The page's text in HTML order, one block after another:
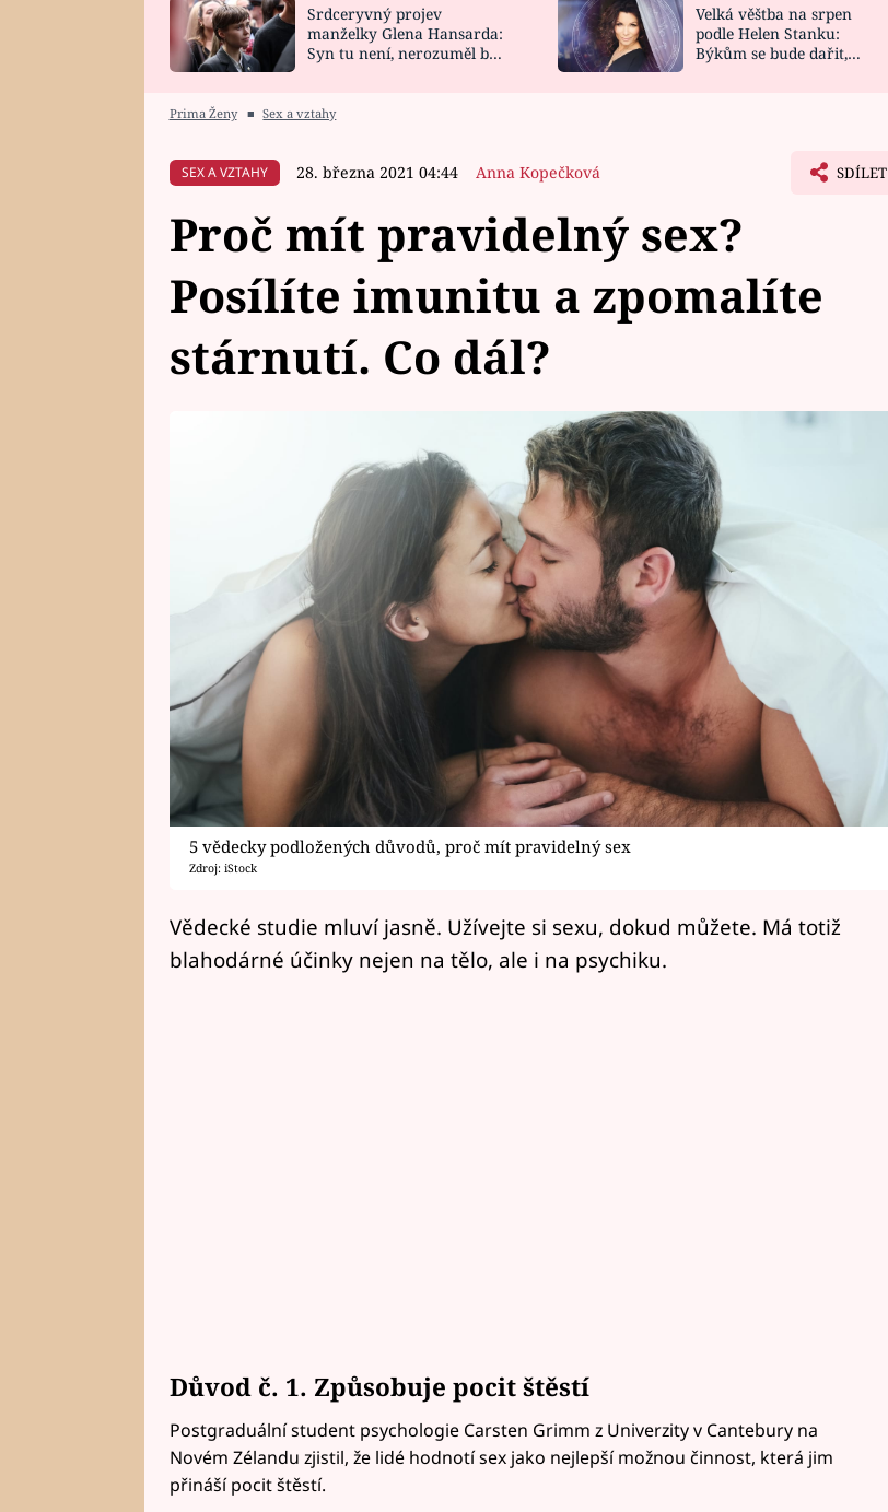
HOROSKOP NA
CELEBRITY
VAŘENÍ
NOVINKY
VIDEORECEPTY
Srdceryvný projev
manželky Glena Hansarda:
Syn tu není, nerozuměl by
Velká věštba na srpen
podle Helen Stanku:
Býkům se bude dařit,
Prima Ženy ■ Sex a vztahy
SEX A VZTAHY 28. března 2021 04:44 Anna Kopečková SDÍLET
Proč mít pravidelný sex?
Posílíte imunitu a zpomalíte
stárnutí. Co dál?
5 vědecky podložených důvodů, proč mít pravidelný sex
Zdroj: iStock
Vědecké studie mluví jasně. Užívejte si sexu, dokud můžete. Má totiž
blahodárné účinky nejen na tělo, ale i na psychiku.
Důvod č. 1. Způsobuje pocit štěstí
Postgraduální student psychologie Carsten Grimm z Univerzity v Cantebury na
Novém Zélandu zjistil, že lidé hodnotí sex jako nejlepší možnou činnost, která jim
přináší pocit štěstí.